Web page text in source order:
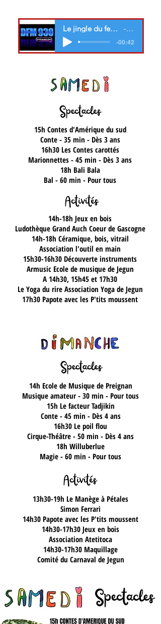
Le jingle du festival par DHUA et CHARLENE ! DFM 930
-00:42
15h Contes d'Amérique du sud
Conte - 35 min - Dès 3 ans
16h30 Les Contes carottés
Marionnettes - 45 min - Dès 3 ans
18h Bali Bala
Bal - 60 min - Pour tous
14h-18h Jeux en bois
Ludothèque Grand Auch Coeur de Gascogne
14h-18h Céramique, bois, vitrail
Association l'outil en main
15h30-16h30 Découverte instruments
Armusic Ecole de musique de Jegun
A 14h30, 15h45 et 17h30
Le Yoga du rire Association Yoga de Jegun
17h30 Papote avec les P'tits moussent
14h Ecole de Musique de Preignan
Musique amateur - 30 min - Pour tous
15h Le facteur Tadjikin
Conte - 45 min - Dès 4 ans
16h30 Le poil flou
Cirque-Théâtre - 50 min - Dès 4 ans
18h Willuberlue
Magie - 60 min - Pour tous
13h30-19h Le Manège à Pétales
Simon Ferrari
14h30 Papote avec les P'tits moussent
14h30-17h30 Jeux en bois
Association Atetitoca
14h30-17h30 Maquillage
Comité du Carnaval de Jegun